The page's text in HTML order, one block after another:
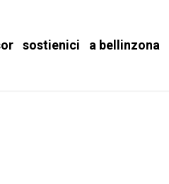
sostienici a bellinzona